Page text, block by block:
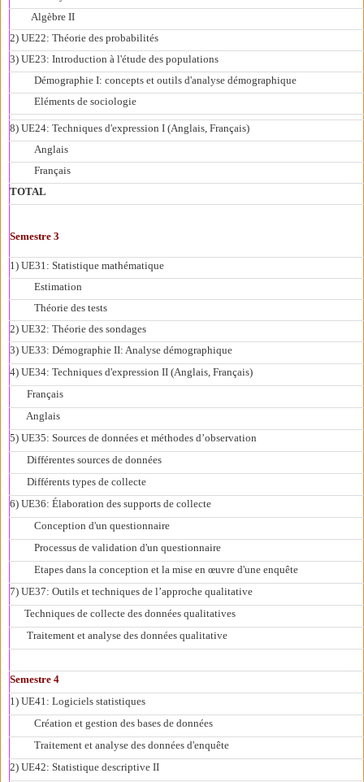
Algèbre II
2) UE22: Théorie des probabilités
3) UE23: Introduction à l'étude des populations
Démographie I: concepts et outils d'analyse démographique
Eléments de sociologie
8) UE24: Techniques d'expression I (Anglais, Français)
Anglais
Français
TOTAL
Semestre 3
1) UE31: Statistique mathématique
Estimation
Théorie des tests
2) UE32: Théorie des sondages
3) UE33: Démographie II: Analyse démographique
4) UE34: Techniques d'expression II (Anglais, Français)
Français
Anglais
5) UE35: Sources de données et méthodes d’observation
Différentes sources de données
Différents types de collecte
6) UE36: Élaboration des supports de collecte
Conception d'un questionnaire
Processus de validation d'un questionnaire
Etapes dans la conception et la mise en œuvre d'une enquête
7) UE37: Outils et techniques de l’approche qualitative
Techniques de collecte des données qualitatives
Traitement et analyse des données qualitative
Semestre 4
1) UE41: Logiciels statistiques
Création et gestion des bases de données
Traitement et analyse des données d'enquête
2) UE42: Statistique descriptive II